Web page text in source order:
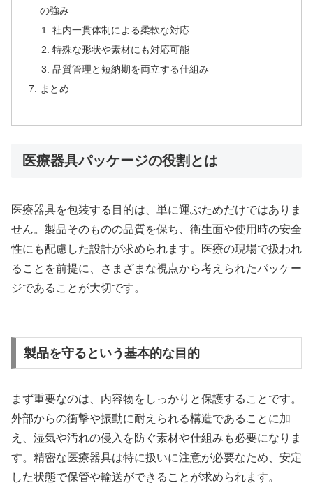
の強み
社内一貫体制による柔軟な対応
特殊な形状や素材にも対応可能
品質管理と短納期を両立する仕組み
まとめ
医療器具パッケージの役割とは
医療器具を包装する目的は、単に運ぶためだけではありま
せん。製品そのものの品質を保ち、衛生面や使用時の安全
性にも配慮した設計が求められます。医療の現場で扱われ
ることを前提に、さまざまな視点から考えられたパッケー
ジであることが大切です。
製品を守るという基本的な目的
まず重要なのは、内容物をしっかりと保護することです。
外部からの衝撃や振動に耐えられる構造であることに加
え、湿気や汚れの侵入を防ぐ素材や仕組みも必要になりま
す。精密な医療器具は特に扱いに注意が必要なため、安定
した状態で保管や輸送ができることが求められます。